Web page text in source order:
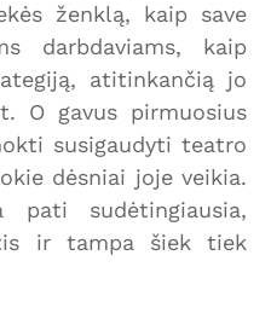
ženklą, kaip save
darbdaviams, kaip
atitinkančią jo
O gavus pirmuosius
susigaudyti teatro
dėsniai joje veikia.
pati sudėtingiausia,
ir tampa šiek tiek